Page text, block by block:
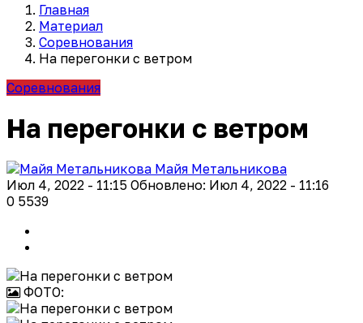
Главная
Материал
Соревнования
На перегонки с ветром
Соревнования
На перегонки с ветром
Майя Метальникова
Июл 4, 2022 - 11:15 Обновлено: Июл 4, 2022 - 11:16
0 5539
ФОТО: